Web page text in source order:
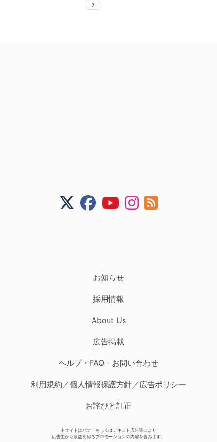
お知らせ
採用情報
About Us
広告掲載
ヘルプ・FAQ・お問い合わせ
利用規約／個人情報保護方針／広告ポリシー
お詫びと訂正
本サイトはバナーもしくはテキスト広告等により
広告主から収益を得るプロモーションの内容を含みます。